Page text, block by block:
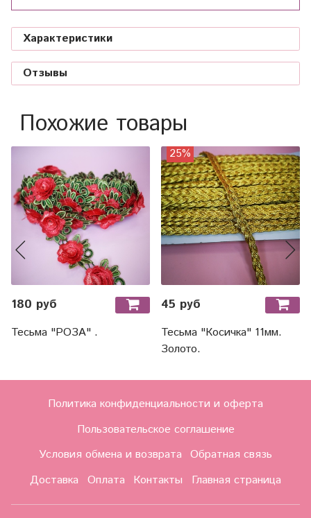
Характеристики
Отзывы
Похожие товары
180 руб
Тесьма "РОЗА" .
25%
45 руб
Тесьма "Косичка" 11мм.
Золото.
Политика конфиденциальности и оферта
Пользовательское соглашение
Условия обмена и возврата Обратная связь
Доставка
Оплата Контакты Главная страница